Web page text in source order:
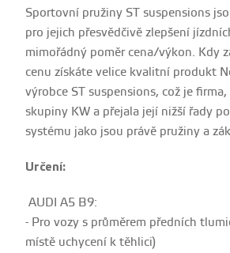
Sportovní pružiny ST suspensions
pro jejich přesvědčivě zlepšení
mimořádný poměr cena/výkon. Kdy
cenu získáte velice kvalitní produkt
výrobce ST suspensions, což je
skupiny KW a přejala její nižší řady
systému jako jsou právě pružiny a
Určení:
AUDI A5 B9:
- Pro vozy s průměrem předních
místě uchycení k těhlici)